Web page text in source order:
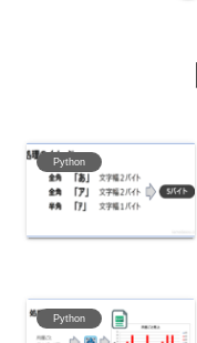
Python
Python